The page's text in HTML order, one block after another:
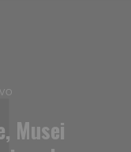
Musei